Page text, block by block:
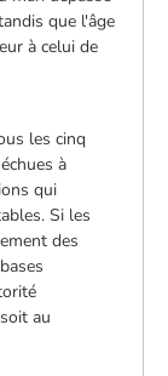
que l'âge
à celui de
les cinq
à
qui
Si les
des
au